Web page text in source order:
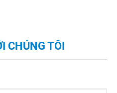
CHÚNG TÔI